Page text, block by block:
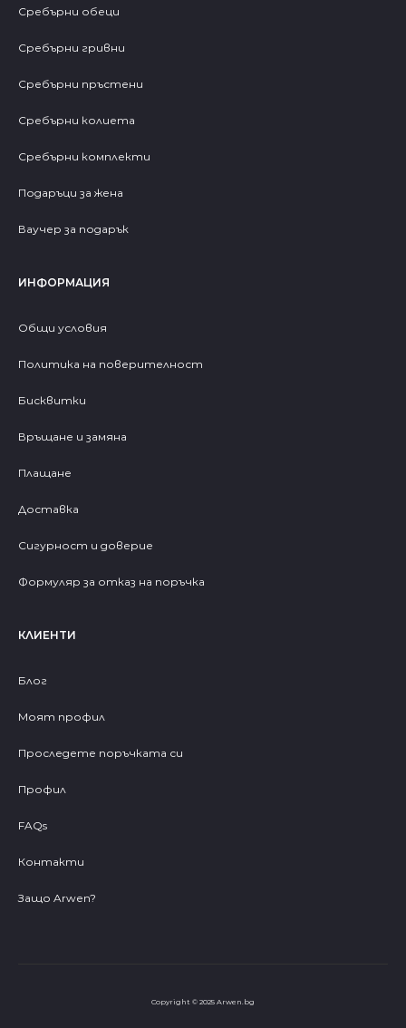
Сребърни обеци
Сребърни гривни
Сребърни пръстени
Сребърни колиета
Сребърни комплекти
Подаръци за жена
Ваучер за подарък
ИНФОРМАЦИЯ
Общи условия
Политика на поверителност
Бисквитки
Връщане и замяна
Плащане
Доставка
Сигурност и доверие
Формуляр за отказ на поръчка
КЛИЕНТИ
Блог
Моят профил
Проследете поръчката си
Профил
FAQs
Контакти
Защо Arwen?
Copyright © 2025 Arwen.bg